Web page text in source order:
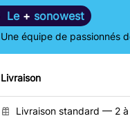
Le + sonowest
Une équipe de passionnés
Livraison
Livraison standard — 2